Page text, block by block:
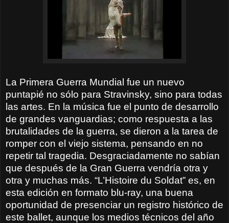
La Primera Guerra Mundial fue un nuevo
puntapié no sólo para Stravinsky, sino para todas
las artes. En la música fue el punto de desarrollo
de grandes vanguardias; como respuesta a las
brutalidades de la guerra, se dieron a la tarea de
romper con el viejo sistema, pensando en no
repetir tal tragedia. Desgraciadamente no sabían
que después de la Gran Guerra vendría otra y
otra y muchas más. “L’Histoire du Soldat” es, en
esta edición en formato blu-ray, una buena
oportunidad de presenciar un registro histórico de
este ballet, aunque los medios técnicos del año